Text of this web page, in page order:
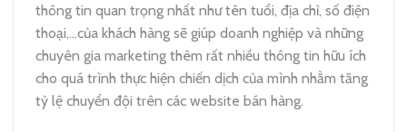
thông tin quan trọng nhất như tên tuổi, địa chỉ, số điện
thoại,…của khách hàng sẽ giúp doanh nghiệp và những
chuyên gia marketing thêm rất nhiều thông tin hữu ích
cho quá trình thực hiện chiến dịch của mình nhằm tăng
tỷ lệ chuyển đội trên các website bán hàng.